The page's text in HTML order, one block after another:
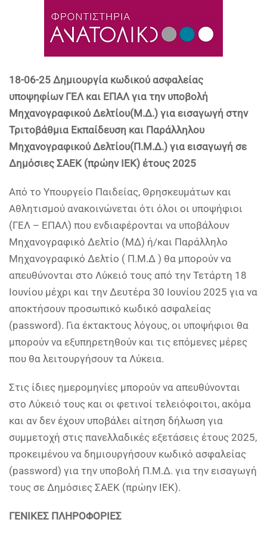
18-06-25 Δημιουργία κωδικού ασφαλείας
υποψηφίων ΓΕΛ και ΕΠΑΛ για την υποβολή
Μηχανογραφικού Δελτίου(Μ.Δ.) για εισαγωγή στην
Τριτοβάθμια Εκπαίδευση και Παράλληλου
Μηχανογραφικού Δελτίου(Π.Μ.Δ.) για εισαγωγή σε
Δημόσιες ΣΑΕΚ (πρώην ΙΕΚ) έτους 2025
Από το Υπουργείο Παιδείας, Θρησκευμάτων και
Αθλητισμού ανακοινώνεται ότι όλοι οι υποψήφιοι
(ΓΕΛ – ΕΠΑΛ) που ενδιαφέρονται να υποβάλουν
Μηχανογραφικό Δελτίο (ΜΔ) ή/και Παράλληλο
Μηχανογραφικό Δελτίο ( Π.Μ.Δ ) θα μπορούν να
απευθύνονται στο Λύκειό τους από την Τετάρτη 18
Ιουνίου μέχρι και την Δευτέρα 30 Ιουνίου 2025 για να
αποκτήσουν προσωπικό κωδικό ασφαλείας
(password). Για έκτακτους λόγους, οι υποψήφιοι θα
μπορούν να εξυπηρετηθούν και τις επόμενες μέρες
που θα λειτουργήσουν τα Λύκεια.
Στις ίδιες ημερομηνίες μπορούν να απευθύνονται
στο Λύκειό τους και οι φετινοί τελειόφοιτοι, ακόμα
και αν δεν έχουν υποβάλει αίτηση δήλωση για
συμμετοχή στις πανελλαδικές εξετάσεις έτους 2025,
προκειμένου να δημιουργήσουν κωδικό ασφαλείας
(password) για την υποβολή Π.Μ.Δ. για την εισαγωγή
τους σε Δημόσιες ΣΑΕΚ (πρώην ΙΕΚ).
ΓΕΝΙΚΕΣ ΠΛΗΡΟΦΟΡΙΕΣ